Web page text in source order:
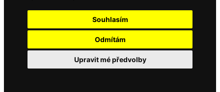
Souhlasím
Odmítám
Upravit mé předvolby